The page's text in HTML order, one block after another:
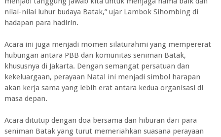
nilai-nilai luhur budaya Batak,” ujar Lambok Sihombing di
hadapan para hadirin.
Acara ini juga menjadi momen silaturahmi yang mempererat
hubungan antara PBB dan komunitas seniman Batak,
khususnya di Jakarta. Dengan semangat persatuan dan
kekeluargaan, perayaan Natal ini menjadi simbol harapan
akan kerja sama yang lebih erat antara kedua organisasi di
masa depan.
Acara ditutup dengan doa bersama dan hiburan dari para
seniman Batak yang turut memeriahkan suasana perayaan